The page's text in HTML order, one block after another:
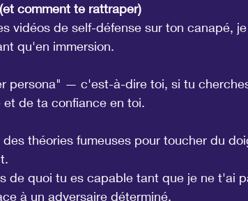
comment te rattraper)
vidéos de self-défense sur ton canapé,
qu'en immersion.
persona" — c'est-à-dire toi, si tu
de ta confiance en toi.
des théories fumeuses pour toucher du
de quoi tu es capable tant que je ne t'ai
à un adversaire déterminé.